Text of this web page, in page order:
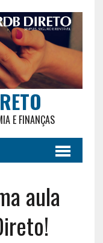
E FINANÇAS
aula